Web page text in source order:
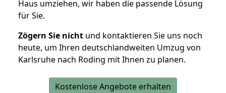
Haus umziehen, wir haben die passende Lösung
für Sie.
Zögern Sie nicht und kontaktieren Sie uns noch
heute, um Ihren deutschlandweiten Umzug von
Karlsruhe nach Roding mit Ihnen zu planen.
Kostenlose Angebote erhalten